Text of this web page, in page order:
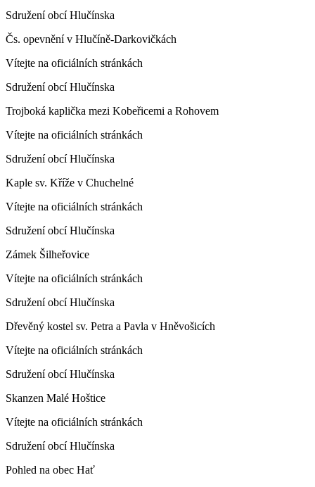
Sdružení obcí Hlučínska
Čs. opevnění v Hlučíně-Darkovičkách
Vítejte na oficiálních stránkách
Sdružení obcí Hlučínska
Trojboká kaplička mezi Kobeřicemi a Rohovem
Vítejte na oficiálních stránkách
Sdružení obcí Hlučínska
Kaple sv. Kříže v Chuchelné
Vítejte na oficiálních stránkách
Sdružení obcí Hlučínska
Zámek Šilheřovice
Vítejte na oficiálních stránkách
Sdružení obcí Hlučínska
Dřevěný kostel sv. Petra a Pavla v Hněvošicích
Vítejte na oficiálních stránkách
Sdružení obcí Hlučínska
Skanzen Malé Hoštice
Vítejte na oficiálních stránkách
Sdružení obcí Hlučínska
Pohled na obec Hať